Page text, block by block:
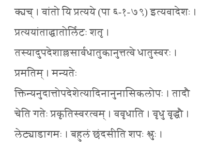
क्यच् । वांतो यि प्रत्यये (पा ६-१-७९) इत्यवादेशः ।
प्रत्ययांताद्धातोर्लिटः शतृ ।
तस्यादुपदेशाल्लसार्वधातुकानुत्तत्वे धातुस्वरः ।
प्रमतिम् । मन्यतेः
क्तिन्यनुदात्तोपदेशेत्यादिनानुनासिकलोपः । तादौ
चेति गतेः प्रकृतिस्वरत्वम् । ववृधाति । वृधु वृद्धौ ।
लेट्याडागमः । बहुलं छंदसीति शपः श्लुः ।